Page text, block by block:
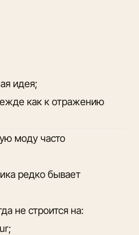
идея;
как к отражению
моду часто
редко бывает
не строится на: